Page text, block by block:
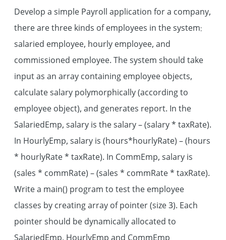
Develop a simple Payroll application for a company,
there are three kinds of employees in the system:
salaried employee, hourly employee, and
commissioned employee. The system should take
input as an array containing employee objects,
calculate salary polymorphically (according to
employee object), and generates report. In the
SalariedEmp, salary is the salary – (salary * taxRate).
In HourlyEmp, salary is (hours*hourlyRate) – (hours
* hourlyRate * taxRate). In CommEmp, salary is
(sales * commRate) – (sales * commRate * taxRate).
Write a main() program to test the employee
classes by creating array of pointer (size 3). Each
pointer should be dynamically allocated to